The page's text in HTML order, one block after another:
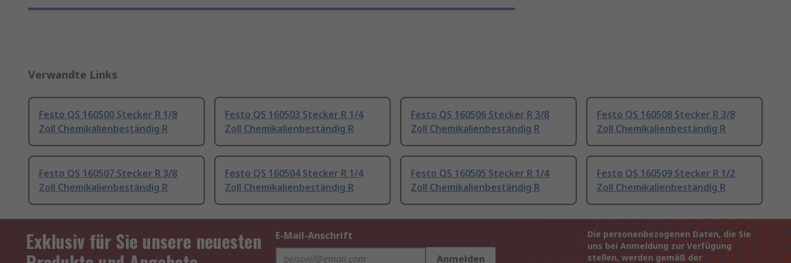
Verwandte Links
Festo QS 160500 Stecker R 1/8
Zoll Chemikalienbeständig R
Festo QS 160503 Stecker R 1/4
Zoll Chemikalienbeständig R
Festo QS 160506 Stecker R 3/8
Zoll Chemikalienbeständig R
Festo QS 160508 Stecker R 3/8
Zoll Chemikalienbeständig R
Festo QS 160507 Stecker R 3/8
Zoll Chemikalienbeständig R
Festo QS 160504 Stecker R 1/4
Zoll Chemikalienbeständig R
Festo QS 160505 Stecker R 1/4
Zoll Chemikalienbeständig R
Festo QS 160509 Stecker R 1/2
Zoll Chemikalienbeständig R
Exklusiv für Sie unsere neuesten
E-Mail-Anschrift
Anmelden
Die personenbezogenen Daten, die Sie
uns bei Anmeldung zur Verfügung
stellen, werden gemäß der